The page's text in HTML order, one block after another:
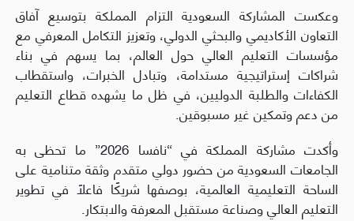
وعكست المشاركة السعودية التزام المملكة بتوسيع آفاق
التعاون الأكاديمي والبحثي الدولي، وتعزيز التكامل المعرفي مع
مؤسسات التعليم العالي حول العالم، بما يسهم في بناء
شراكات إستراتيجية مستدامة، وتبادل الخبرات، واستقطاب
الكفاءات والطلبة الدوليين، في ظل ما يشهده قطاع التعليم
من دعم وتمكين غير مسبوقين.
وأكدت مشاركة المملكة في “نافسا 2026” ما تحظى به
الجامعات السعودية من حضور دولي متقدم وثقة متنامية على
الساحة التعليمية العالمية، بوصفها شريكًا فاعلًا في تطوير
التعليم العالي وصناعة مستقبل المعرفة والابتكار.